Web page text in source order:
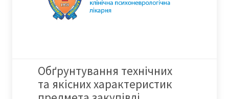
Обґрунтування технічних
та якісних характеристик